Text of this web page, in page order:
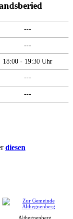
---
---
18:00 - 19:30 Uhr
---
---
diesen
Althegnenberg